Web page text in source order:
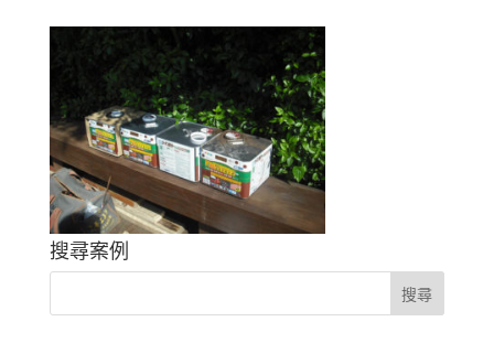
搜尋案例